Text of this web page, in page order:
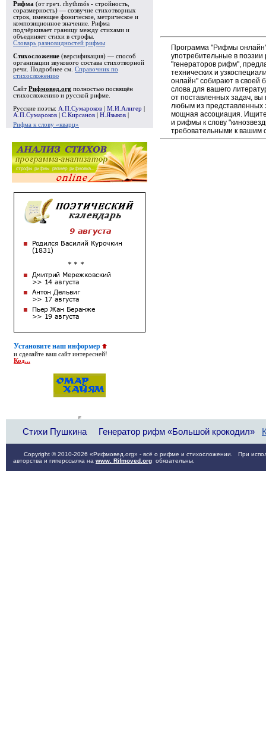
Рифма (от греч. rhythmós - стройность,
соразмерность) — созвучие стихотворных
строк, имеющее фоническое, метрическое и
композиционное значение. Рифма
подчёркивает границу между стихами и
объединяет стихи в строфы
Словарь разновидностей рифмы
Стихосложение (версификация) — способ
организации звукового состава стихотворной
речи. Подробнее см. Справочник по
стихосложению
Сайт Рифмовед.org полностью посвящён
стихосложению и русской рифме.
Русские поэты: А.П.Сумароков М.И.Алигер
А.П.Сумароков
С.Кирсанов Н.Языков
Рифма к слову «кварц»
Установите наш информер
и сделайте ваш сайт интересней!
Код...
Программа "Рифмы
употребительные в
"генераторов рифм",
технических и
онлайн" собирают в своей
слова для вашего
от поставленных задач,
любым из
мощная ассоциация. Ищите
и рифмы к слову
требовательными к вашим
Стихи Пушкина Генератор рифм «Большой крокодил»
Copyright © 2010-2026 «Рифмовед.org» - всё о рифме и стихосложении. При
авторства и гиперссылка на www. Rifmoved.org обязательны.